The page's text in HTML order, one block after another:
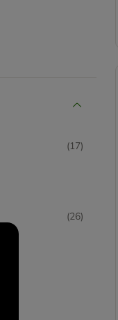
(17)
(26)